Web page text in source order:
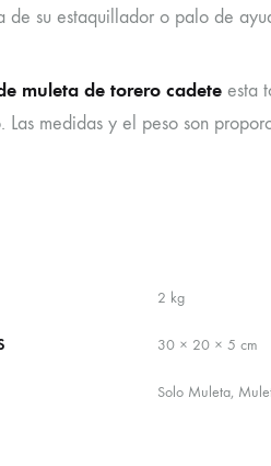
de su estaquillador o palo de
muleta de torero cadete esta
Las medidas y el peso son
2 kg
30 × 20 × 5 cm
Solo Muleta,